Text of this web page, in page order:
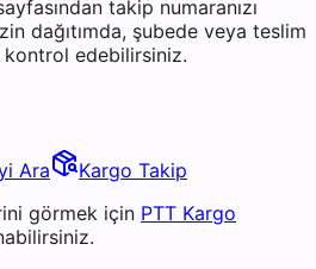
takip numaranızı
dağıtımda, şubede veya teslim
kontrol edebilirsiniz.
Ara
Kargo Takip
görmek için PTT Kargo